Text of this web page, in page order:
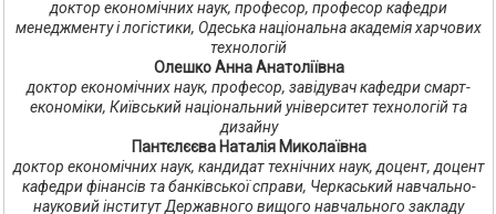
доктор економічних наук, професор, професор кафедри
менеджменту і логістики, Одеська національна академія харчових
технологій
Олешко Анна Анатоліївна
доктор економічних наук, професор, завідувач кафедри смарт-
економіки, Київський національний університет технологій та
дизайну
Пантєлєєва Наталія Миколаївна
доктор економічних наук, кандидат технічних наук, доцент, доцент
кафедри фінансів та банківської справи, Черкаський навчально-
науковий інститут Державного вищого навчального закладу